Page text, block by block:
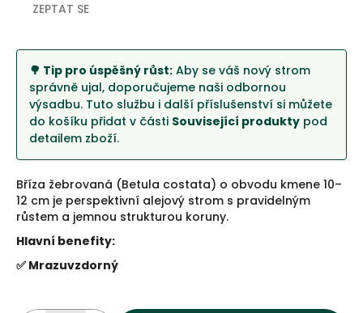
🌳 Tip pro úspěšný růst: Aby se váš nový strom
správně ujal, doporučujeme naši odbornou
výsadbu. Tuto službu i další příslušenství si můžete
do košíku přidat v části Související produkty pod
detailem zboží.
Bříza žebrovaná (Betula costata) o obvodu kmene 10–
12 cm je perspektivní alejový strom s pravidelným
růstem a jemnou strukturou koruny.
Hlavní benefity:
✅ Mrazuvzdorný
ZEPTAT SE